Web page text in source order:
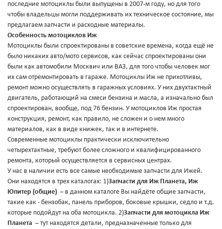
последние мотоциклы были выпущены в 2007-м году, но для того
чтобы владельцы могли поддерживать их техническое состояние, мы
предлагаем запчасти и расходные материалы.
Особенность мотоциклов Иж
Мотоциклы были спроектированы в советские времена, когда ещё не
было никаких авто/мото сервисов, как сейчас спроектированы они
были как автомобили Москвич или ВАЗ, для того чтобы человек мог
их сам отремонтировать в гараже. Мотоциклы Иж не прихотливы,
ремонт можно осуществлять в гаражных условиях. У них двухтактный
двигатель, работающий на смеси бензина и масла, а изначально был
спроектирован, вообще, под 76 бензин. У мотоциклов Иж простая
конструкция, ремонт, как правило, не сложен и о нем много
материалов, как в виде книжек, так и в интернете.
Современные мотоциклы практически исключительно
четырехтактные, требуют более сложного и квалифицированного
ремонта, который осуществляется в сервисных центрах.
У нас в наличии есть все самые необходимые запчасти для Ижей.
Они находятся в трех каталогах: 1)Запчасти для Иж Планета, Иж
Юпитер (общие) – в данном каталоге Вы найдёте общие запчасти,
такие как - бензобак, панель приборов, боковые крышки, седло и т.д.
которые подойдут на оба мотоцикла. 2)Запчасти для мотоцикла Иж
Планета – тут находятся детали, предназначенные только для